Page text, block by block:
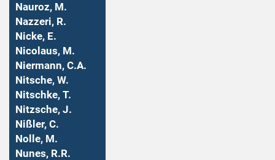
Nauroz, M.
Nazzeri, R.
Nicke, E.
Nicolaus, M.
Niermann, C.A.
Nitsche, W.
Nitschke, T.
Nitzsche, J.
Nißler, C.
Nolle, M.
Nunes, R.R.